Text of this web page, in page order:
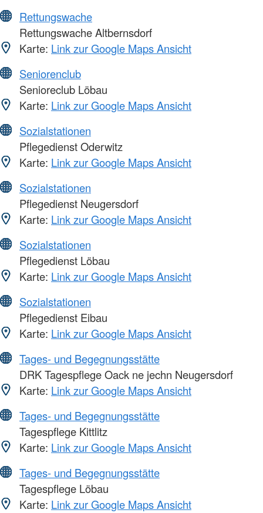
Rettungswache
Rettungswache Altbernsdorf
Karte: Link zur Google Maps Ansicht
Seniorenclub
Senioreclub Löbau
Karte: Link zur Google Maps Ansicht
Sozialstationen
Pflegedienst Oderwitz
Karte: Link zur Google Maps Ansicht
Sozialstationen
Pflegedienst Neugersdorf
Karte: Link zur Google Maps Ansicht
Sozialstationen
Pflegedienst Löbau
Karte: Link zur Google Maps Ansicht
Sozialstationen
Pflegedienst Eibau
Karte: Link zur Google Maps Ansicht
Tages- und Begegnungsstätte
DRK Tagespflege Oack ne jechn Neugersdorf
Karte: Link zur Google Maps Ansicht
Tages- und Begegnungsstätte
Tagespflege Kittlitz
Karte: Link zur Google Maps Ansicht
Tages- und Begegnungsstätte
Tagespflege Löbau
Karte: Link zur Google Maps Ansicht